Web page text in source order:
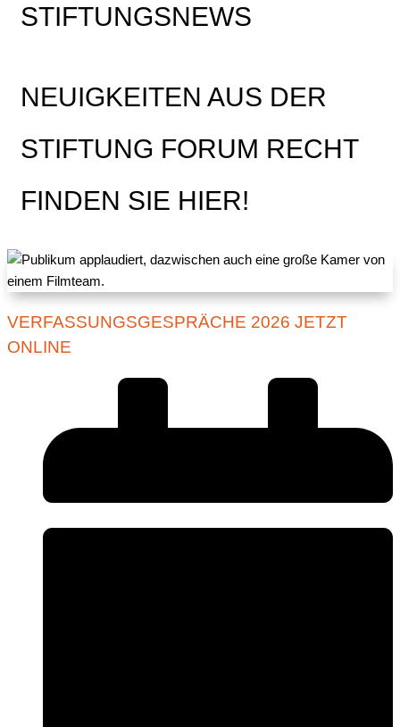
STIFTUNGSNEWS
NEUIGKEITEN AUS DER
STIFTUNG FORUM RECHT
FINDEN SIE HIER!
VERFASSUNGSGESPRÄCHE 2026 JETZT
ONLINE